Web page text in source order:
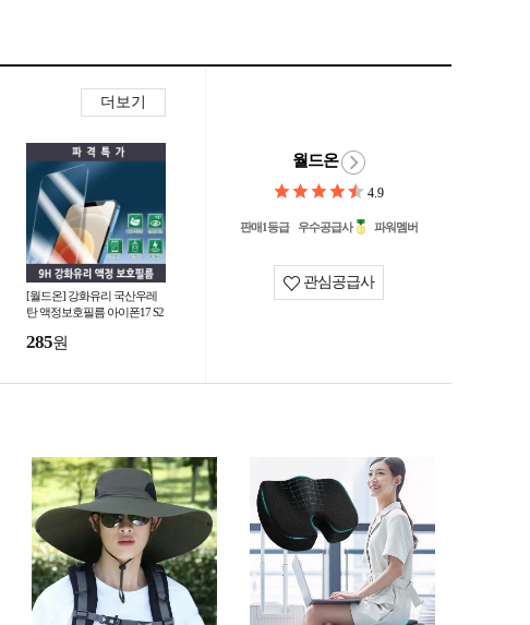
더보기
[월드온] 강화유리 국산우레
탄 액정보호필름 아이폰17 S2
갤럭시 아이폰
285원
월드온
4.9
판매1등급 우수공급사 파워멤버
관심공급사